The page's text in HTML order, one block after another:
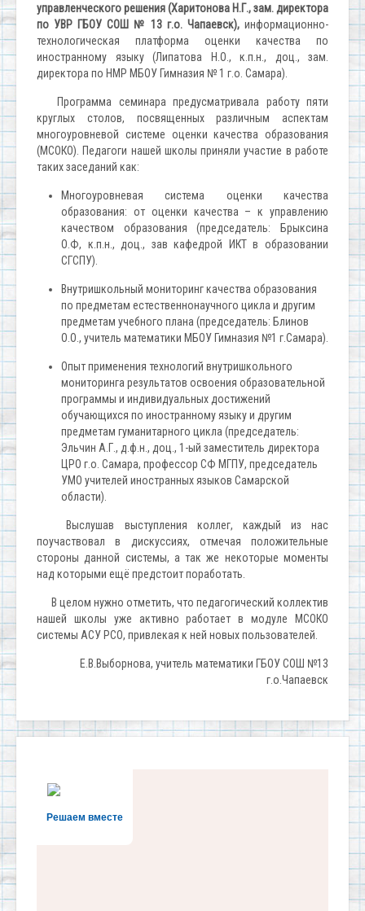
управленческого решения (Харитонова Н.Г., зам. директора
по УВР ГБОУ СОШ № 13 г.о. Чапаевск), информационно-
технологическая платформа оценки качества по
иностранному языку (Липатова Н.О., к.п.н., доц., зам.
директора по НМР МБОУ Гимназия № 1 г.о. Самара).
Программа семинара предусматривала работу пяти
круглых столов, посвященных различным аспектам
многоуровневой системе оценки качества образования
(МСОКО). Педагоги нашей школы приняли участие в работе
таких заседаний как:
Многоуровневая система оценки качества
образования: от оценки качества – к управлению
качеством образования (председатель: Брыксина
О.Ф, к.п.н., доц., зав кафедрой ИКТ в образовании
СГСПУ).
Внутришкольный мониторинг качества образования
по предметам естественнонаучного цикла и другим
предметам учебного плана (председатель: Блинов
О.О., учитель математики МБОУ Гимназия №1 г.Самара).
Опыт применения технологий внутришкольного
мониторинга результатов освоения образовательной
программы и индивидуальных достижений
обучающихся по иностранному языку и другим
предметам гуманитарного цикла (председатель:
Эльчин А.Г., д.ф.н., доц., 1-ый заместитель директора
ЦРО г.о. Самара, профессор СФ МГПУ, председатель
УМО учителей иностранных языков Самарской
области).
Выслушав выступления коллег, каждый из нас
поучаствовал в дискуссиях, отмечая положительные
стороны данной системы, а так же некоторые моменты
над которыми ещё предстоит поработать.
В целом нужно отметить, что педагогический коллектив
нашей школы уже активно работает в модуле МСОКО
системы АСУ РСО, привлекая к ней новых пользователей.
Е.В.Выборнова, учитель математики ГБОУ СОШ №13
г.о.Чапаевск
Решаем вместе